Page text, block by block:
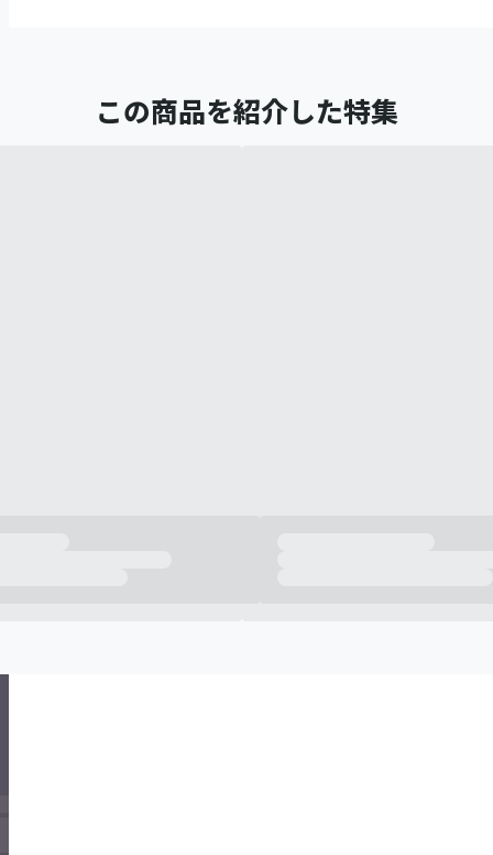
この商品を紹介した特集